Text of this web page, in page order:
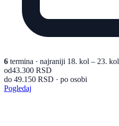
6 termina · najraniji 18. kol – 23. kol
od43.300 RSD
do 49.150 RSD · po osobi
Pogledaj